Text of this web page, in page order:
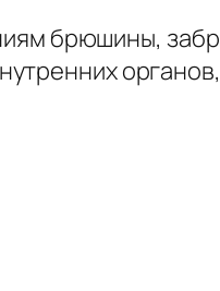
брюшины,